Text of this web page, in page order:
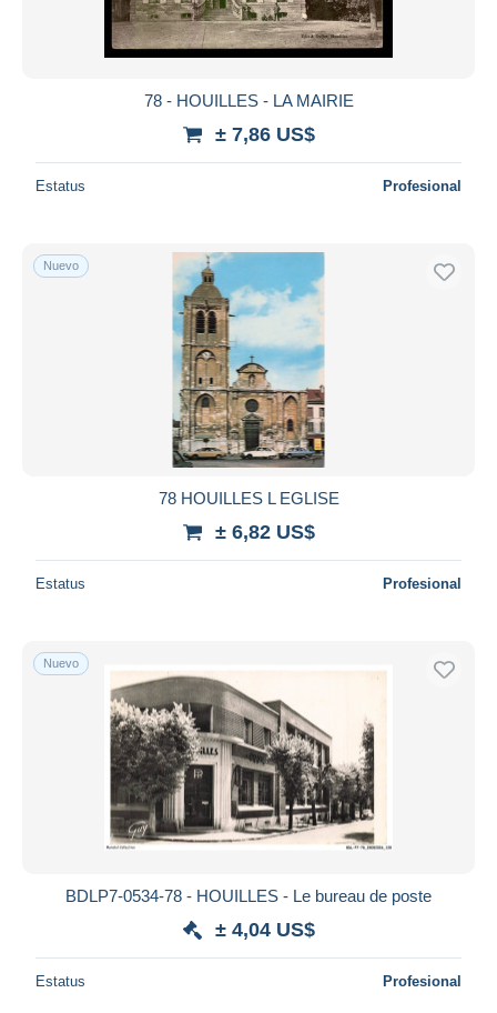
78 - HOUILLES - LA MAIRIE
± 7,86 US$
Estatus Profesional
Nuevo
78 HOUILLES L EGLISE
± 6,82 US$
Estatus Profesional
Nuevo
BDLP7-0534-78 - HOUILLES - Le bureau de poste
± 4,04 US$
Estatus Profesional